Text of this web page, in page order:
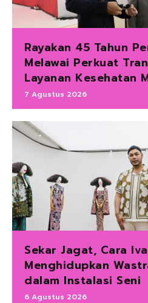
Rayakan 45 Tahun
Melawai Perkuat
Layanan Kesehatan
7 Agustus 2026
Sekar Jagat, Cara
Menghidupkan
dalam Instalasi Seni
6 Agustus 2026